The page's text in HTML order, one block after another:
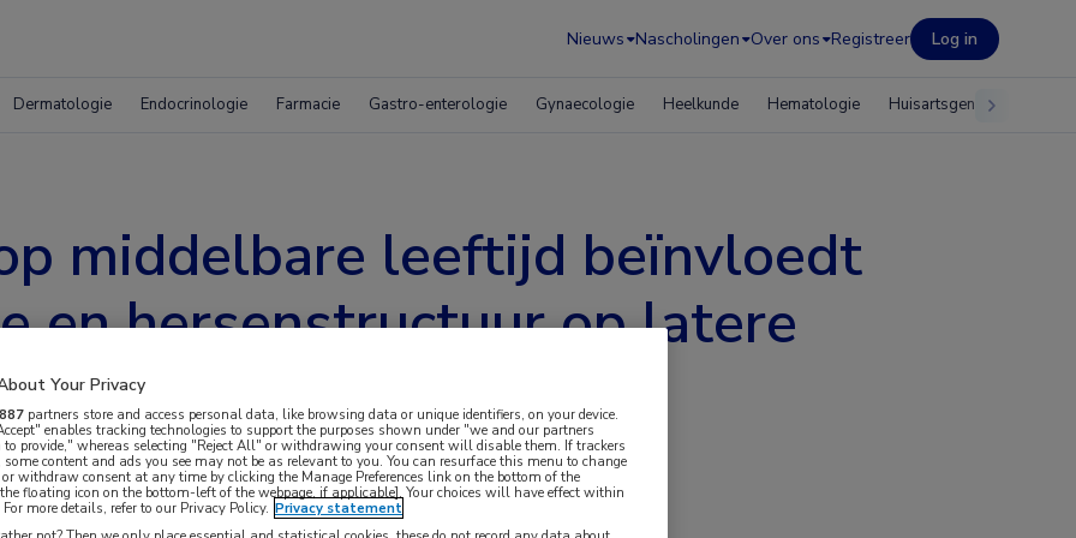
Nieuws Nascholingen Over ons Registreer Log in
Dermatologie Endocrinologie Farmacie Gastro-enterologie Gynaecologie Heelkunde Hematologie Huisartsgeneeskunde
middelbare leeftijd beïnvloedt
en hersenstructuur op latere
Your Privacy
887 partners store and access personal data, like browsing data or unique identifiers, on your device.
enables tracking technologies to support the purposes shown under "we and our partners
to provide," whereas selecting "Reject All" or withdrawing your consent will disable them. If trackers
some content and ads you see may not be as relevant to you. You can resurface this menu to change
or withdraw consent at any time by clicking the Manage Preferences link on the bottom of the
floating icon on the bottom-left of the webpage, if applicable]. Your choices will have effect within
more details, refer to our Privacy Policy. Privacy statement